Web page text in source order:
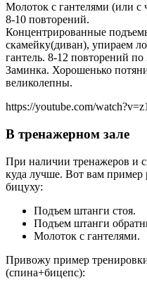
Молоток с гантелями (или с
8-10 повторений.
Концентрированные
скамейку(диван), упираем
гантель. 8-12 повторений по
Заминка. Хорошенько
великолепны.
https://youtube.com/
В тренажерном зале
При наличии тренажеров и
куда лучше. Вот вам пример
бицуху:
Подъем штанги стоя.
Подъем штанги
Молоток с гантелями.
Привожу пример
(спина+бицепс):